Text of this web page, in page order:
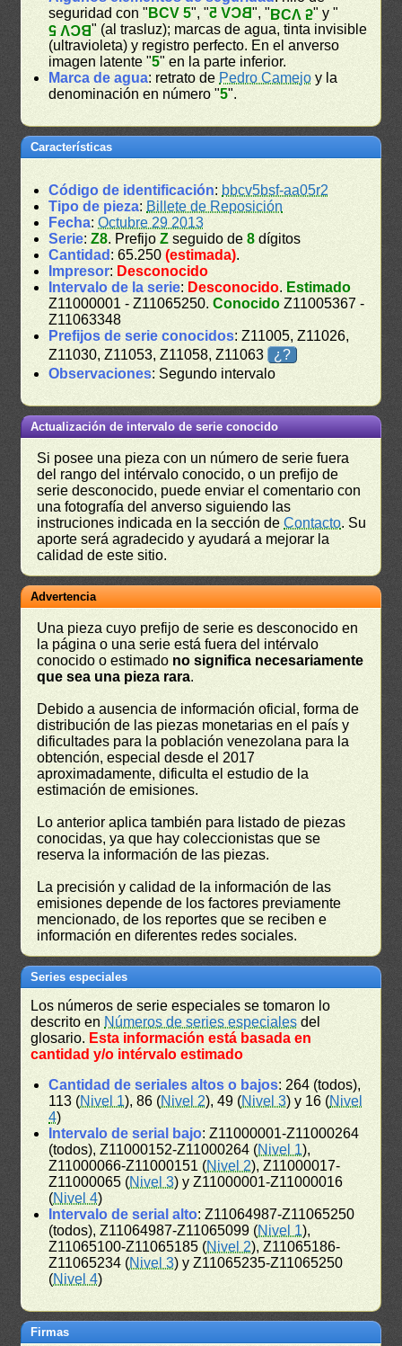
seguridad con " BCV 5", "BCV 5", "BCV 5" y "
BCV 5" (al trasluz); marcas de agua, tinta invisible
(ultravioleta) y registro perfecto. En el anverso
imagen latente "5" en la parte inferior.
Marca de agua: retrato de Pedro Camejo y la
denominación en número "5".
Características
Código de identificación: bbcv5bsf-aa05r2
Tipo de pieza: Billete de Reposición
Fecha:Octubre 29 2013
Serie:Z8. PrefijoZ seguido de8 dígitos
Cantidad : 65.250(estimada).
Impresor: Desconocido
Intervalo de la serie: Desconocido. Estimado
Z11000001 - Z11065250.Conocido Z11005367 -
Z11063348
Prefijos de serie conocidos: Z11005, Z11026,
Z11030, Z11053, Z11058, Z11063
¿?
Observaciones: Segundo intervalo
Actualización de intervalo de serie conocido
Si posee una pieza con un número de serie fuera
del rango del intérvalo conocido, o un prefijo de
serie desconocido, puede enviar el comentario con
una fotografía del anverso siguiendo las
instruciones indicada en la sección deContacto. Su
aporte será agradecido y ayudará a mejorar la
calidad de este sitio.
Advertencia
Una pieza cuyo prefijo de serie es desconocido en
la página o una serie está fuera del intérvalo
conocido o estimado no significa necesariamente
que sea una pieza rara.
Debido a ausencia de información oficial, forma de
distribución de las piezas monetarias en el país y
dificultades para la población venezolana para la
obtención, especial desde el 2017
aproximadamente, dificulta el estudio de la
estimación de emisiones.
Lo anterior aplica también para listado de piezas
conocidas, ya que hay coleccionistas que se
reserva la información de las piezas.
La precisión y calidad de la información de las
emisiones depende de los factores previamente
mencionado, de los reportes que se reciben e
información en diferentes redes sociales.
Series especiales
Los números de serie especiales se tomaron lo
descrito en Números de series especiales del
glosario. Esta información está basada en
cantidad y/o intérvalo estimado
Cantidad de seriales altos o bajos: 264 (todos),
113 (Nivel 1), 86 (Nivel 2), 49 (Nivel 3) y 16 (Nivel
4)
Intervalo de serial bajo: Z11000001-Z11000264
(todos), Z11000152-Z11000264 (Nivel 1),
Z11000066-Z11000151 (Nivel 2), Z11000017-
Z11000065 (Nivel 3) y Z11000001-Z11000016
(Nivel 4)
Intervalo de serial alto: Z11064987-Z11065250
(todos), Z11064987-Z11065099 (Nivel 1),
Z11065100-Z11065185 (Nivel 2), Z11065186-
Z11065234 (Nivel 3) y Z11065235-Z11065250
(Nivel 4)
Firmas